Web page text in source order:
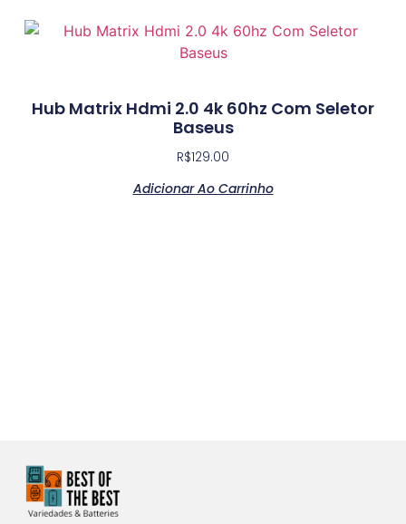
Hub Matrix Hdmi 2.0 4k 60hz Com Seletor
Baseus
R$129.00
Adicionar Ao Carrinho